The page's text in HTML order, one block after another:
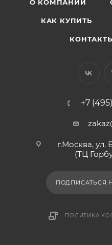
О КОМПАНИИ
КАК КУПИТЬ
+7
г.Москва, ул.
(ТЦ
ПОДПИСАТЬСЯ
ПОЛИТИКА